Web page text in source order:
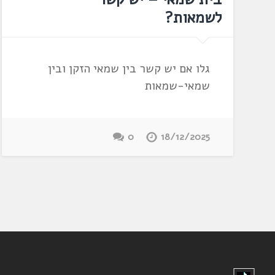
לשמאות?
גלו אם יש קשר בין שמאי הזקן ובין
שמאי-שמאות
18/12/2025
0